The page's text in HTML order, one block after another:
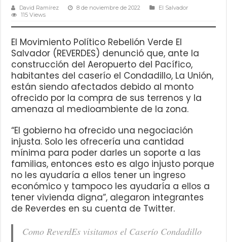
David Ramírez 8 de noviembre de 2022
El Salvador
115 Views
El Movimiento Político Rebelión Verde El
Salvador (REVERDES) denunció que, ante la
construcción del Aeropuerto del Pacífico,
habitantes del caserío el Condadillo, La Unión,
están siendo afectados debido al monto
ofrecido por la compra de sus terrenos y la
amenaza al medioambiente de la zona.
“El gobierno ha ofrecido una negociación
injusta. Solo les ofrecería una cantidad
mínima para poder darles un soporte a las
familias, entonces esto es algo injusto porque
no les ayudaría a ellos tener un ingreso
económico y tampoco les ayudaría a ellos a
tener vivienda digna”, alegaron integrantes
de Reverdes en su cuenta de Twitter.
Como ReverdEs visitamos el Caserío Condadillo